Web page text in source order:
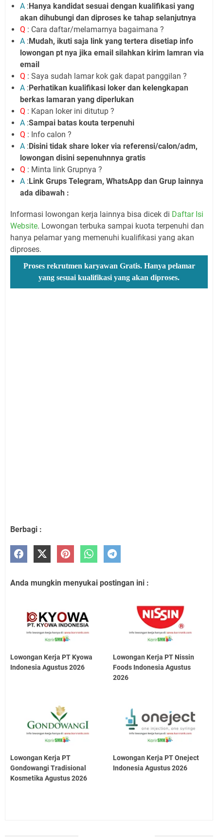
A :Hanya kandidat sesuai dengan kualifikasi yang
akan dihubungi dan diproses ke tahap selanjutnya
Q : Cara daftar/melamarnya bagaimana ?
A :Mudah, ikuti saja link yang tertera disetiap info
lowongan pt nya jika email silahkan kirim lamran via
email
Q : Saya sudah lamar kok gak dapat panggilan ?
A :Perhatikan kualifikasi loker dan kelengkapan
berkas lamaran yang diperlukan
Q : Kapan loker ini ditutup ?
A :Sampai batas kouta terpenuhi
Q : Info calon ?
A :Disini tidak share loker via referensi/calon/adm,
lowongan disini sepenuhnnya gratis
Q : Minta link Grupnya ?
A :Link Grups Telegram, WhatsApp dan Grup lainnya
ada dibawah :
Informasi lowongan kerja lainnya bisa dicek di Daftar Isi
Website. Lowongan terbuka sampai kuota terpenuhi dan
hanya pelamar yang memenuhi kualifikasi yang akan
diproses.
Proses rekrutmen karyawan Gratis. Hanya pelamar
yang sesuai kualifikasi yang akan diproses.
Berbagi :
Anda mungkin menyukai postingan ini :
Lowongan Kerja PT Kyowa
Indonesia Agustus 2026
Lowongan Kerja PT Nissin
Foods Indonesia Agustus
2026
Lowongan Kerja PT
Gondowangi Tradisional
Kosmetika Agustus 2026
Lowongan Kerja PT Oneject
Indonesia Agustus 2026